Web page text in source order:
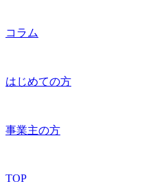
コラム
はじめての方
事業主の方
TOP